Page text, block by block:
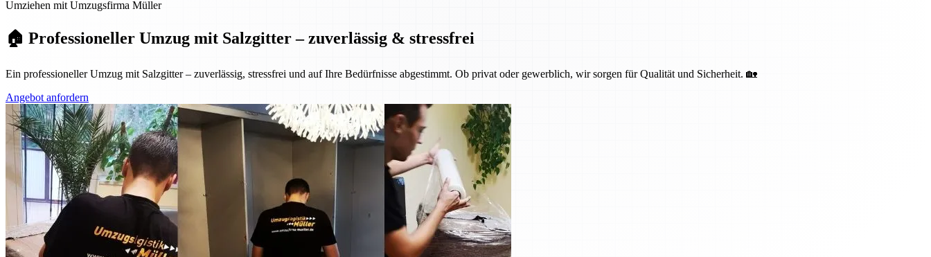
Umziehen mit Umzugsfirma Müller
🏠 Professioneller Umzug mit Salzgitter – zuverlässig & stressfrei
Ein professioneller Umzug mit Salzgitter – zuverlässig, stressfrei und auf Ihre Bedürfnisse abgestimmt. Ob privat oder gewerblich, wir sorgen für Qualität und Sicherheit. 🏡
Angebot anfordern